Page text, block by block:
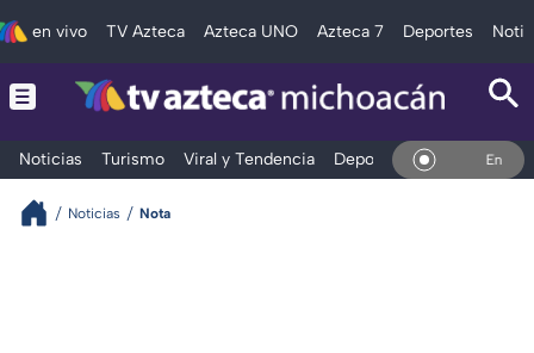
en vivo TV Azteca Azteca UNO Azteca 7 Deportes
Noticias Turismo Viral y Tendencia Deportes Espectáculos
En Vivo
Noticias Nota